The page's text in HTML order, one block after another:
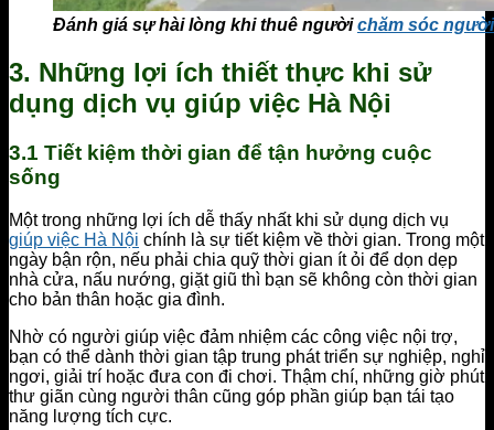
Đánh giá sự hài lòng khi thuê ngườichăm sóc
3. Những lợi ích thiết thực khi sử
dụng dịch vụ giúp việc Hà Nội
3.1 Tiết kiệm thời gian để tận hưởng cuộc
sống
Một trong những lợi ích dễ thấy nhất khi sử dụng dịch vụ
giúp việc Hà Nội chính là sự tiết kiệm về thời gian. Trong một
ngày bận rộn, nếu phải chia quỹ thời gian ít ỏi để dọn dẹp
nhà cửa, nấu nướng, giặt giũ thì bạn sẽ không còn thời gian
cho bản thân hoặc gia đình.
Nhờ có người giúp việc đảm nhiệm các công việc nội trợ,
bạn có thể dành thời gian tập trung phát triển sự nghiệp, nghỉ
ngơi, giải trí hoặc đưa con đi chơi. Thậm chí, những giờ phút
thư giãn cùng người thân cũng góp phần giúp bạn tái tạo
năng lượng tích cực.